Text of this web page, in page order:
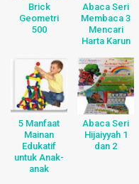
Brick
Geometri
500
Abaca Seri
Membaca 3
Mencari
Harta Karun
5 Manfaat
Mainan
Edukatif
untuk Anak-
anak
Abaca Seri
Hijaiyyah 1
dan 2